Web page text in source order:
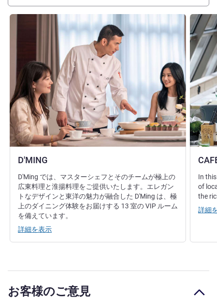
D'MING
詳細を表示
D'Ming では、マスターシェフとそのチームが極上の
広東料理と淮揚料理をご提供いたします。エレガン
トなデザインと東洋の魅力が融合した D'Ming は、極
上のダイニング体験をお届けする 13 室の VIP ルーム
を備えています。
詳細を表示
詳細を
In
of
the
詳細
お客様のご意見